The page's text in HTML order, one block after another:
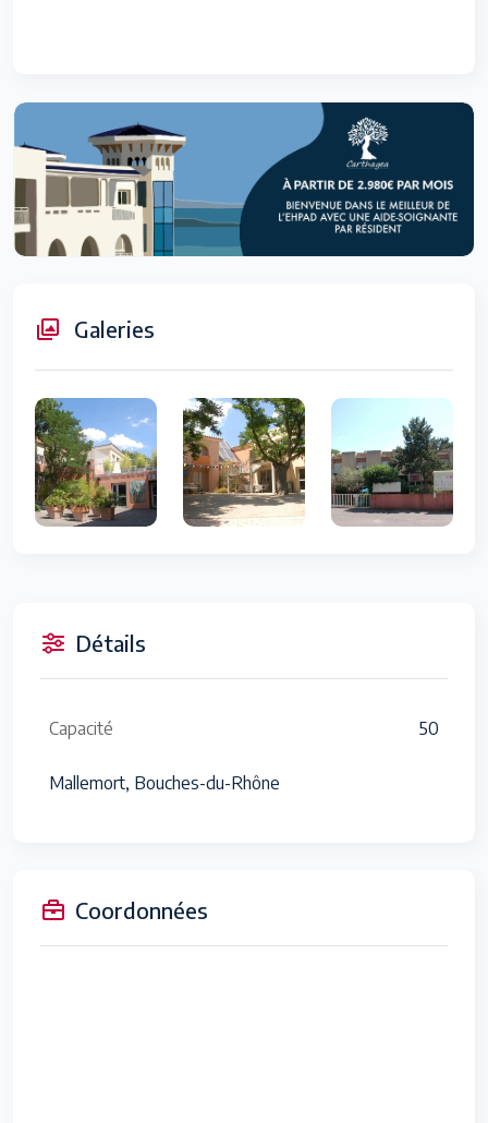
Galeries
Détails
Capacité 50
Mallemort, Bouches-du-Rhône
Coordonnées